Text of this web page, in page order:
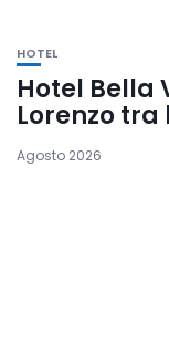
HOTEL
Hotel Bella
Lorenzo tra
Agosto 2026